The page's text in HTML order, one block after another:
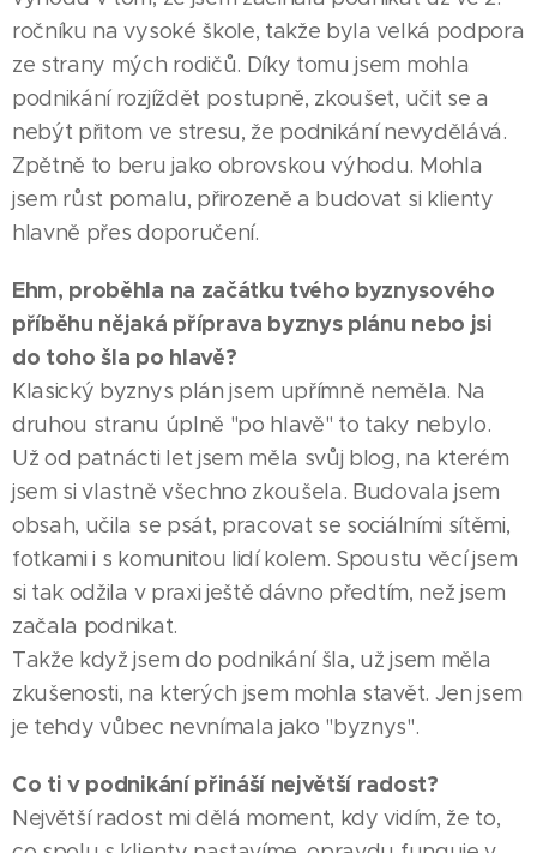
ročníku na vysoké škole, takže byla velká podpora
ze strany mých rodičů. Díky tomu jsem mohla
podnikání rozjíždět postupně, zkoušet, učit se a
nebýt přitom ve stresu, že podnikání nevydělává.
Zpětně to beru jako obrovskou výhodu. Mohla
jsem růst pomalu, přirozeně a budovat si klienty
hlavně přes doporučení.
Ehm, proběhla na začátku tvého byznysového
příběhu nějaká příprava byznys plánu nebo jsi
do toho šla po hlavě?
Klasický byznys plán jsem upřímně neměla. Na
druhou stranu úplně "po hlavě" to taky nebylo.
Už od patnácti let jsem měla svůj blog, na kterém
jsem si vlastně všechno zkoušela. Budovala jsem
obsah, učila se psát, pracovat se sociálními sítěmi,
fotkami i s komunitou lidí kolem. Spoustu věcí jsem
si tak odžila v praxi ještě dávno předtím, než jsem
začala podnikat.
Takže když jsem do podnikání šla, už jsem měla
zkušenosti, na kterých jsem mohla stavět. Jen jsem
je tehdy vůbec nevnímala jako "byznys".
Co ti v podnikání přináší největší radost?
Největší radost mi dělá moment, kdy vidím, že to,